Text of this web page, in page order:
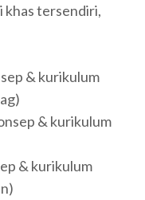
khas tersendiri,
& kurikulum
& kurikulum
& kurikulum